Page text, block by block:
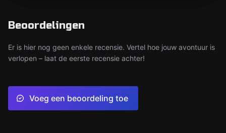
Beoordelingen
Er is hier nog geen enkele recensie. Vertel hoe jouw avontuur is
verlopen – laat de eerste recensie achter!
Voeg een beoordeling toe